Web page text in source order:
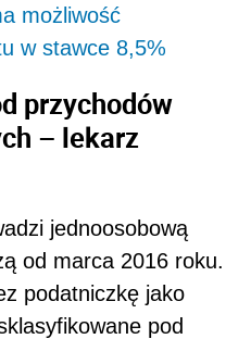
możliwość
w stawce 8,5%
przychodów
– lekarz
jednoosobową
od marca 2016 roku.
podatniczkę jako
pod